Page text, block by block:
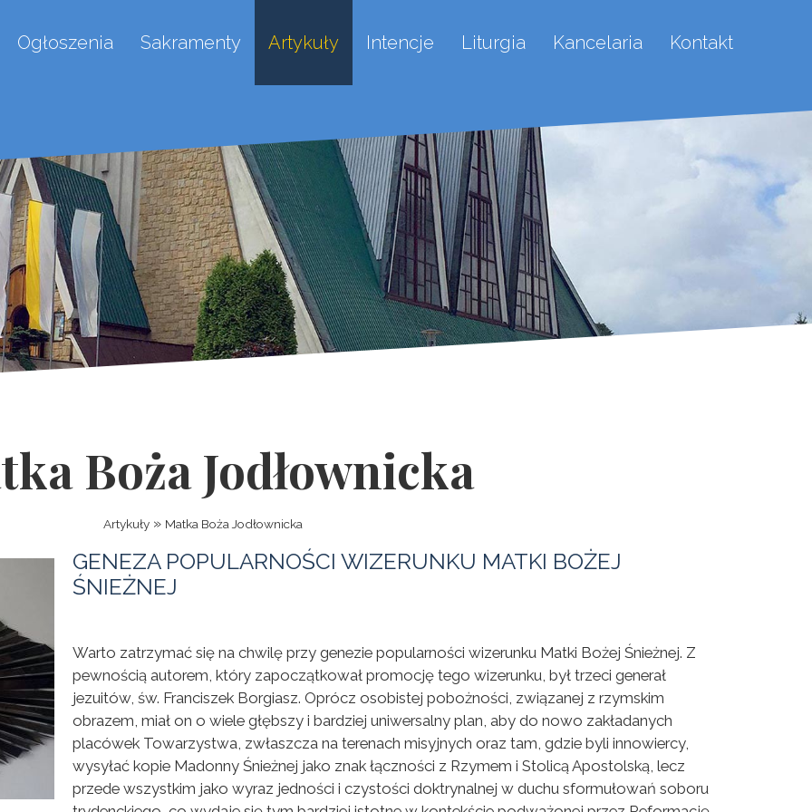
Ogłoszenia Sakramenty Artykuły Intencje Liturgia Kancelaria Kontakt
Boża Jodłownicka
Artykuły » Matka Boża Jodłownicka
GENEZA POPULARNOŚCI WIZERUNKU MATKI BOŻEJ
ŚNIEŻNEJ
Warto zatrzymać się na chwilę przy genezie popularności wizerunku Matki Bożej Śnieżnej. Z
pewnością autorem, który zapoczątkował promocję tego wizerunku, był trzeci generał
jezuitów, św. Franciszek Borgiasz. Oprócz osobistej pobożności, związanej z rzymskim
obrazem, miał on o wiele głębszy i bardziej uniwersalny plan, aby do nowo zakładanych
placówek Towarzystwa, zwłaszcza na terenach misyjnych oraz tam, gdzie byli innowiercy,
wysyłać kopie Madonny Śnieżnej jako znak łączności z Rzymem i Stolicą Apostolską, lecz
przede wszystkim jako wyraz jedności i czystości doktrynalnej w duchu sformułowań soboru